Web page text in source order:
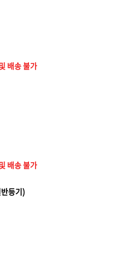
배송 불가
배송 불가
등기)